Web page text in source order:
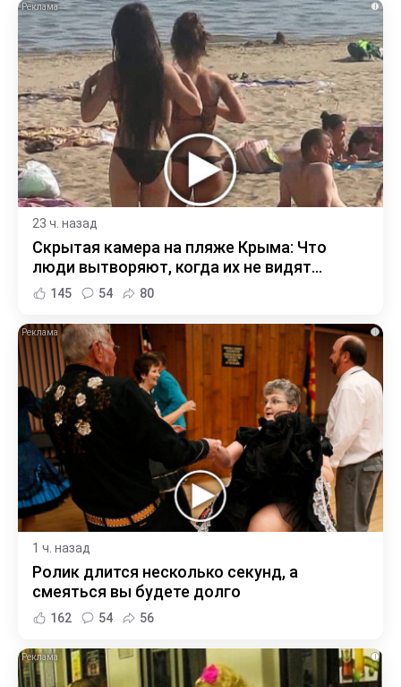
i
23 ч. назад
Скрытая камера на пляже Крыма: Что
люди вытворяют, когда их не видят...
145 54 80
i
1 ч. назад
Ролик длится несколько секунд, а
смеяться вы будете долго
162 54 56
i